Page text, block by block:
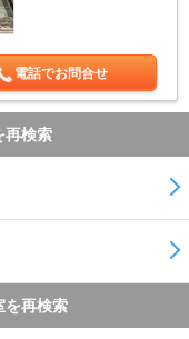
電話でお問合せ
再検索
を再検索